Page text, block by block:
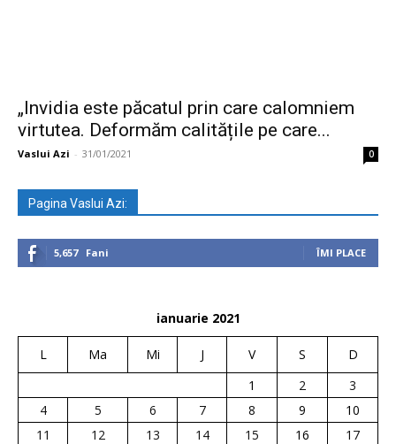
„Invidia este păcatul prin care calomniem
virtutea. Deformăm calitățile pe care...
Vaslui Azi - 31/01/2021 0
Pagina Vaslui Azi:
5,657 Fani ÎMI PLACE
ianuarie 2021
L Ma Mi J V S
D
1
2
3
4
5 6 7 8 9
10
11
12 13 14 15 16
17